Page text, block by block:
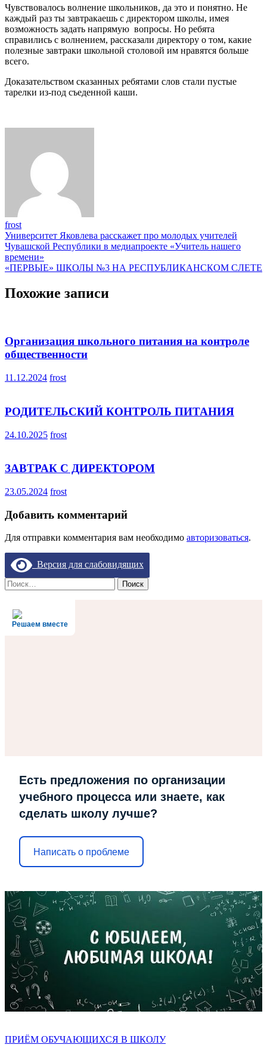
Чувствовалось волнение школьников, да это и понятно. Не
каждый раз ты завтракаешь с директором школы, имея
возможность задать напрямую вопросы. Но ребята
справились с волнением, рассказали директору о том, какие
полезные завтраки школьной столовой им нравятся больше
всего.
Доказательством сказанных ребятами слов стали пустые
тарелки из-под съеденной каши.
frost
Навигация
по
записям
Университет Яковлева расскажет про молодых учителей
Чувашской Республики в медиапроекте «Учитель нашего
времени»
«ПЕРВЫЕ» ШКОЛЫ №3 НА РЕСПУБЛИКАНСКОМ СЛЕТЕ
Похожие записи
Организация школьного питания на контроле
общественности
11.12.2024 frost
РОДИТЕЛЬСКИЙ КОНТРОЛЬ ПИТАНИЯ
24.10.2025 frost
ЗАВТРАК С ДИРЕКТОРОМ
23.05.2024 frost
Добавить комментарий
Для отправки комментария вам необходимо авторизоваться.
Версия для слабовидящих
Найти:
Решаем вместе
Есть предложения по организации
учебного процесса или знаете, как
сделать школу лучше?
Написать о проблеме
ПРИЁМ ОБУЧАЮЩИХСЯ В ШКОЛУ